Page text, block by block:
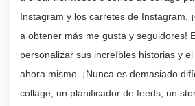
Instagram y los carretes de Instagram,
a obtener más me gusta y seguidores!
personalizar sus increíbles historias y
ahora mismo. ¡Nunca es demasiado
collage, un planificador de feeds, un